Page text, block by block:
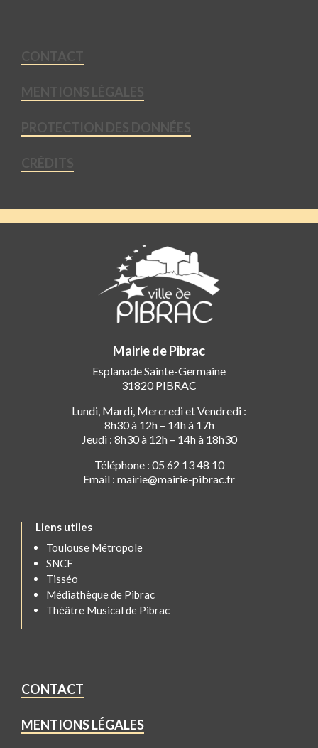
Mairie de Pibrac
Esplanade Sainte-Germaine
31820 PIBRAC
Lundi, Mardi, Mercredi et Vendredi :
8h30 à 12h – 14h à 17h
Jeudi : 8h30 à 12h – 14h à 18h30
Téléphone : 05 62 13 48 10
Email : mairie@mairie-pibrac.fr
Liens utiles
Toulouse Métropole
SNCF
Tisséo
Médiathèque de Pibrac
Théâtre Musical de Pibrac
CONTACT
MENTIONS LÉGALES